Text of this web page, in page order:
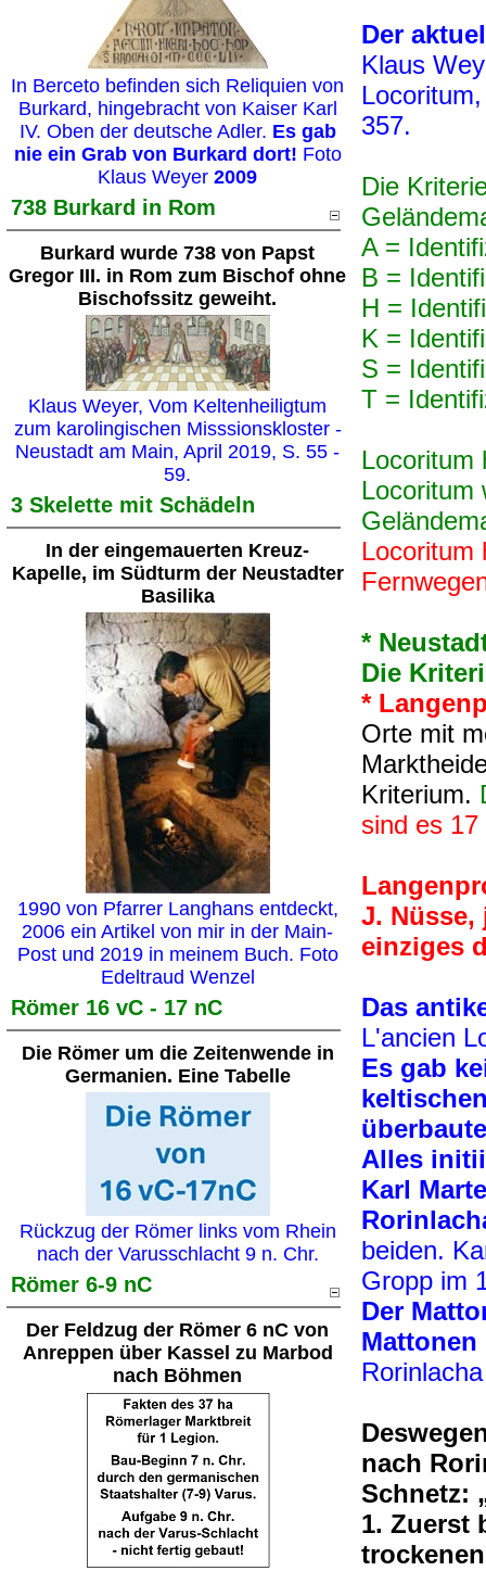
In Berceto befinden sich Reliquien von
Burkard, hingebracht von Kaiser Karl
IV. Oben der deutsche Adler. Es gab
nie ein Grab von Burkard dort! Foto
Klaus Weyer 2009
738 Burkard in Rom
Burkard wurde 738 von Papst
Gregor III. in Rom zum Bischof ohne
Bischofssitz geweiht.
Klaus Weyer, Vom Keltenheiligtum
zum karolingischen Misssionskloster -
Neustadt am Main, April 2019, S. 55 -
59.
3 Skelette mit Schädeln
In der eingemauerten Kreuz-
Kapelle, im Südturm der Neustadter
Basilika
1990 von Pfarrer Langhans entdeckt,
2006 ein Artikel von mir in der Main-
Post und 2019 in meinem Buch. Foto
Edeltraud Wenzel
Römer 16 vC - 17 nC
Die Römer um die Zeitenwende in
Germanien. Eine Tabelle
Rückzug der Römer links vom Rhein
nach der Varusschlacht 9 n. Chr.
Römer 6-9 nC
Der Feldzug der Römer 6 nC von
Anreppen über Kassel zu Marbod
nach Böhmen
Der
Klaus
357.
Die
A =
B =
H =
K =
S =
T =
Locoritum
Locoritum
Locoritum
*
Die
*
Orte mit
Kriterium.
sind es
J. Nüsse,
einziges
Das
L'ancien
Es gab
Alles
Karl
beiden.
Gropp im
Der
Mattonen
nach
Schnetz:
1. Zuerst